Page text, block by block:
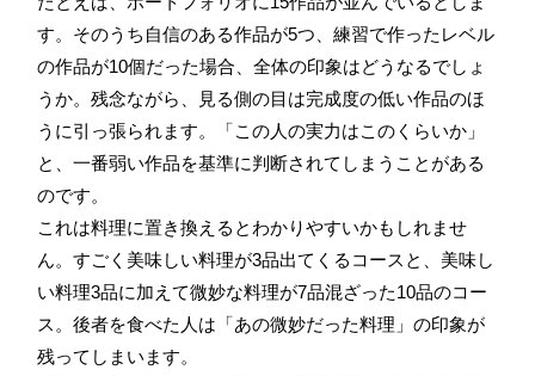
す。そのうち自信のある作品が5つ、練習で作ったレベル
の作品が10個だった場合、全体の印象はどうなるでしょ
うか。残念ながら、見る側の目は完成度の低い作品のほ
うに引っ張られます。「この人の実力はこのくらいか」
と、一番弱い作品を基準に判断されてしまうことがある
のです。
これは料理に置き換えるとわかりやすいかもしれませ
ん。すごく美味しい料理が3品出てくるコースと、美味し
い料理3品に加えて微妙な料理が7品混ざった10品のコー
ス。後者を食べた人は「あの微妙だった料理」の印象が
残ってしまいます。